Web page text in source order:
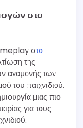
στο
στο
της
αναμονής των
του παιχνιδιού.
μιας πιο
για τους